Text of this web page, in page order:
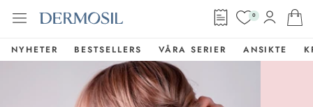
0
NYHETER BESTSELLERS VÅRA SERIER ANSIKTE